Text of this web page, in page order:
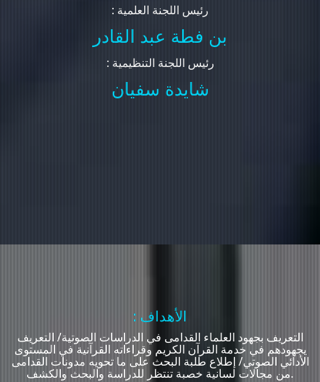
: رئيس اللجنة العلمية
بن فطة عبد القادر
: رئيس اللجنة التنظيمية
شايدة سفيان
: الأهداف
التعريف بجهود العلماء القدامى في الدراسات الصوتية/ التعريف
يجهودهم في خدمة القرآن الكريم وقراءاته القرآنية في المستوى
الأدائي الصوتي/ إطلاع طلبة البحث على ما تحويه مدونات القدامى
من مجالات لسانية خصبة تنتظر للدراسة والبحث والكشف.